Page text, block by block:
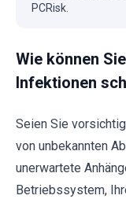
PCRisk.
Wie können
Infektionen
Seien Sie
von unbekannten
unerwartete
Betriebssystem,